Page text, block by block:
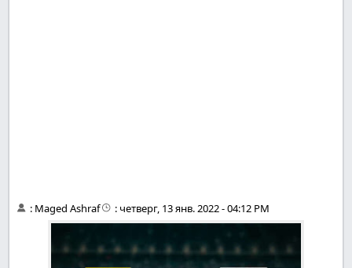
: Maged Ashraf : четверг, 13 янв. 2022 - 04:12 PM